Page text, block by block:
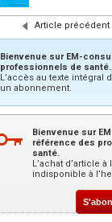
Article précédent
Bienvenue sur EM-
professionnels de santé.
L’accès au texte intégral
un abonnement.
Bienvenue sur
référence des
santé.
L’achat d’article à
indisponible à